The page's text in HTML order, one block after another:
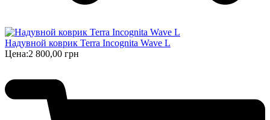
Надувной коврик Terra Incognita Wave L
Цена:2 800,00 грн